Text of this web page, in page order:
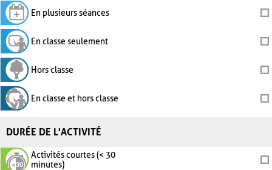
En plusieurs séances
En classe seulement
Hors classe
En classe et hors classe
DURÉE DE L'ACTIVITÉ
Activités courtes (< 30
minutes)